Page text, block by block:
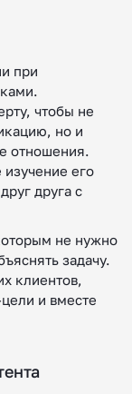
при
чтобы не
но и
отношения.
его
друга с
не нужно
задачу.
клиентов,
и вместе